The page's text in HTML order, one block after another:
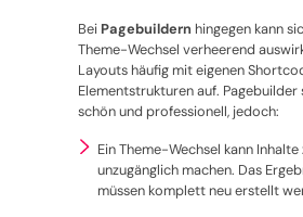
Bei Pagebuildern hingegen kann
Theme-Wechsel verheerend
Layouts häufig mit eigenen
Elementstrukturen auf.
schön und professionell, jedoch:
Ein Theme-Wechsel kann
unzugänglich machen. Das
müssen komplett neu erstellt